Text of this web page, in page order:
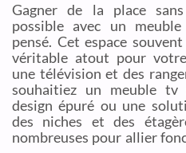
Gagner de la place
possible avec un
pensé. Cet espace
véritable atout pour
une télévision et des
souhaitiez un meuble tv
design épuré ou une
des niches et des
nombreuses pour allier